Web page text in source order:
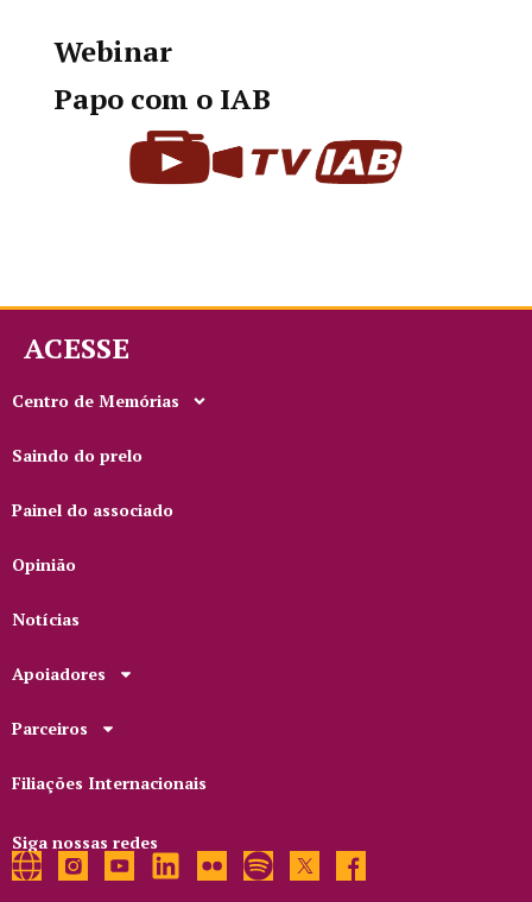
Webinar
Papo com o IAB
ACESSE
Centro de Memórias
Saindo do prelo
Painel do associado
Opinião
Notícias
Apoiadores
Parceiros
Filiações Internacionais
Siga nossas redes